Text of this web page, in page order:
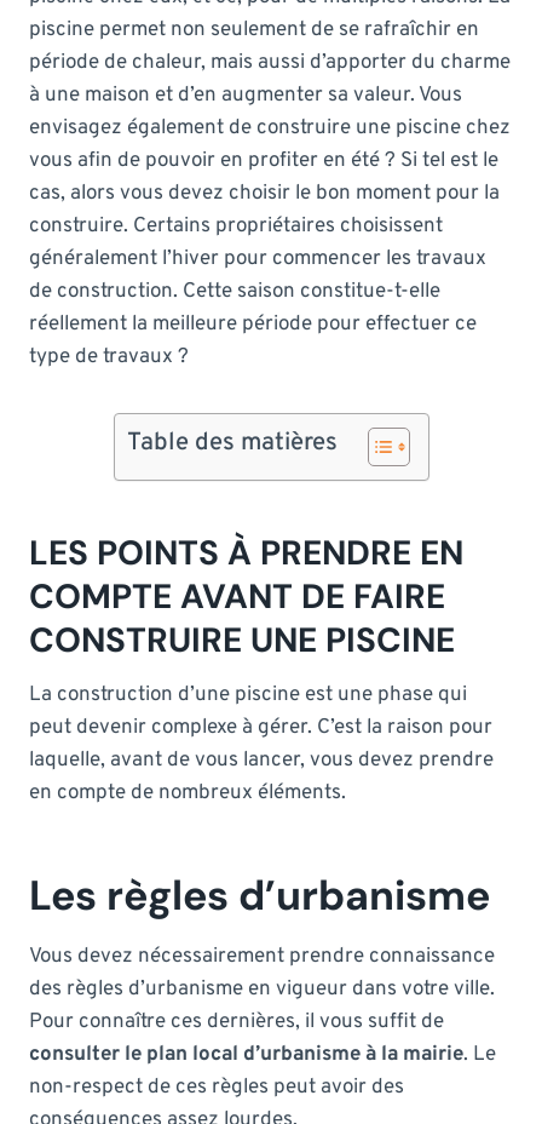
piscine permet non seulement de se rafraîchir en
période de chaleur, mais aussi d’apporter du charme
à une maison et d’en augmenter sa valeur. Vous
envisagez également de construire une piscine chez
vous afin de pouvoir en profiter en été ? Si tel est le
cas, alors vous devez choisir le bon moment pour la
construire. Certains propriétaires choisissent
généralement l’hiver pour commencer les travaux
de construction. Cette saison constitue-t-elle
réellement la meilleure période pour effectuer ce
type de travaux ?
Table des matières
LES POINTS À PRENDRE EN
COMPTE AVANT DE FAIRE
CONSTRUIRE UNE PISCINE
La construction d’une piscine est une phase qui
peut devenir complexe à gérer. C’est la raison pour
laquelle, avant de vous lancer, vous devez prendre
en compte de nombreux éléments.
Les règles d’urbanisme
Vous devez nécessairement prendre connaissance
des règles d’urbanisme en vigueur dans votre ville.
Pour connaître ces dernières, il vous suffit de
consulter le plan local d’urbanisme à la mairie. Le
non-respect de ces règles peut avoir des